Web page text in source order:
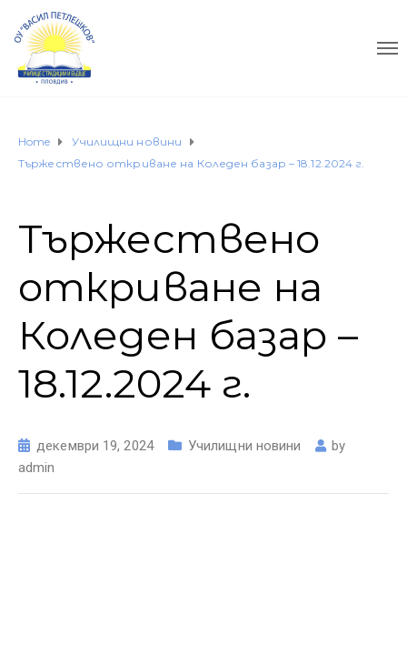
Home
Училищни новини
Тържествено откриване на Коледен базар – 18.12.2024 г.
Тържествено
откриване на
Коледен базар –
18.12.2024 г.
декември 19, 2024 Училищни новини
by
admin